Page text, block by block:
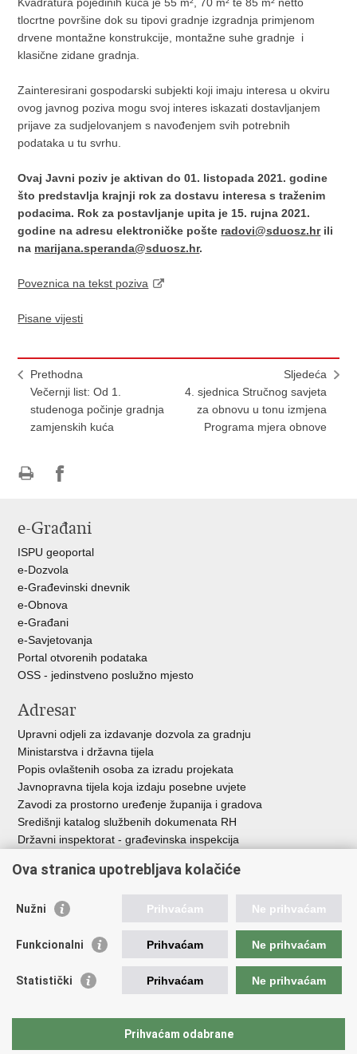
Kvadratura pojedinih kuća je 55 m², 70 m² te 85 m² netto
tlocrtne površine dok su tipovi gradnje izgradnja primjenom
drvene montažne konstrukcije, montažne suhe gradnje i
klasične zidane gradnja.
Zainteresirani gospodarski subjekti koji imaju interesa u okviru
ovog javnog poziva mogu svoj interes iskazati dostavljanjem
prijave za sudjelovanjem s navođenjem svih potrebnih
podataka u tu svrhu.
Ovaj Javni poziv je aktivan do 01. listopada 2021. godine
što predstavlja krajnji rok za dostavu interesa s traženim
podacima. Rok za postavljanje upita je 15. rujna 2021.
godine na adresu elektroničke pošte radovi@sduosz.hrili
na marijana.speranda@sduosz.hr.
Poveznica na tekst poziva
Pisane vijesti
Prethodna
Večernji list: Od 1.
studenoga počinje gradnja
zamjenskih kuća
Sljedeća
4. sjednica Stručnog savjeta
za obnovu u tonu izmjena
Programa mjera obnove
FacebookuTwitteru
e-Građani
ISPU geoportal
e-Dozvola
e-Građevinski dnevnik
e-Obnova
e-Građani
e-Savjetovanja
Portal otvorenih podataka
OSS - jedinstveno poslužno mjesto
Adresar
Upravni odjeli za izdavanje dozvola za gradnju
Ministarstva i državna tijela
Popis ovlaštenih osoba za izradu projekata
Javnopravna tijela koja izdaju posebne uvjete
Zavodi za prostorno uređenje županija i gradova
Središnji katalog službenih dokumenata RH
Državni inspektorat - građevinska inspekcija
Vlada Republike Hrvatske
Zavod za prostorni razvoj
Agencija za pravni promet i posredovanje nekretninama
Fond za zaštitu okoliša i energetsku učinkovitost
Državne nekretnine d.o.o.
Ova stranica upotrebljava kolačiće
Nužni Prihvaćam Ne prihvaćam
Funkcionalni Prihvaćam Ne prihvaćam
Statistički Prihvaćam Ne prihvaćam
Prihvaćam odabrane